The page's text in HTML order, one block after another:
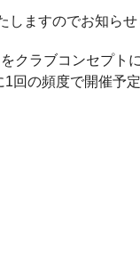
ますのでお知らせ
クラブコンセプ
の頻度で開催予